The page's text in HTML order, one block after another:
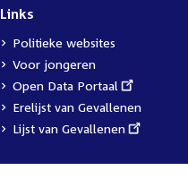
Links
Politieke websites
Voor jongeren
External
link:
Open Data Portaal
Erelijst van Gevallenen
External
Lijst van Gevallenen